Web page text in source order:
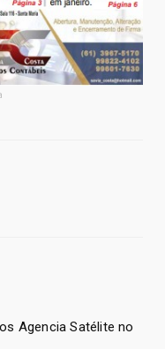
Agencia Satélite no